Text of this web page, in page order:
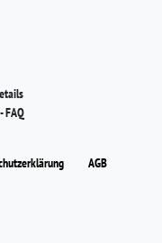
FAQ
AGB